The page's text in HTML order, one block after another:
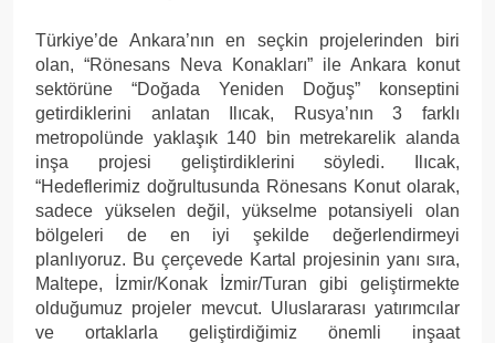
Türkiye’de Ankara’nın en seçkin projelerinden biri
olan, “Rönesans Neva Konakları” ile Ankara konut
sektörüne “Doğada Yeniden Doğuş” konseptini
getirdiklerini anlatan Ilıcak, Rusya’nın 3 farklı
metropolünde yaklaşık 140 bin metrekarelik alanda
inşa projesi geliştirdiklerini söyledi. Ilıcak,
“Hedeflerimiz doğrultusunda Rönesans Konut olarak,
sadece yükselen değil, yükselme potansiyeli olan
bölgeleri de en iyi şekilde değerlendirmeyi
planlıyoruz. Bu çerçevede Kartal projesinin yanı sıra,
Maltepe, İzmir/Konak İzmir/Turan gibi geliştirmekte
olduğumuz projeler mevcut. Uluslararası yatırımcılar
ve ortaklarla geliştirdiğimiz önemli inşaat